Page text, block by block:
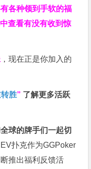
各种领到手软的福
查看有没有收到惊
，现在正是你加入的
胜” 了解更多活跃
球的牌手们一起切
EV扑克作为GGPoker
推出福利反馈活